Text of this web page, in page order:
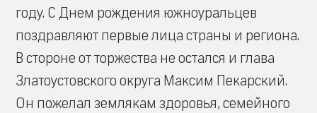
году. С Днем рождения южноуральцев
поздравляют первые лица страны и региона.
В стороне от торжества не остался и глава
Златоустовского округа Максим Пекарский.
Он пожелал землякам здоровья, семейного